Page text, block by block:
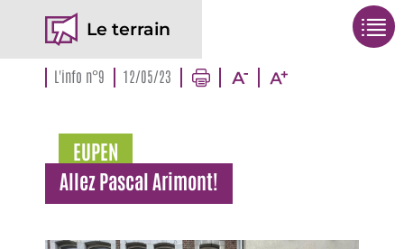
Le terrain
L'info n°9 12/05/23
EUPEN
Allez Pascal Arimont!